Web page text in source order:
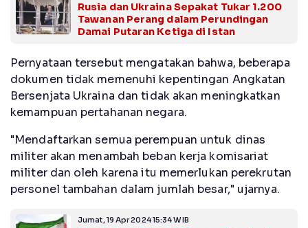
Rusia dan Ukraina Sepakat Tukar 1.200
Tawanan Perang dalam Perundingan
Damai Putaran Ketiga di Istan
Pernyataan tersebut mengatakan bahwa, beberapa
dokumen tidak memenuhi kepentingan Angkatan
Bersenjata Ukraina dan tidak akan meningkatkan
kemampuan pertahanan negara.
"Mendaftarkan semua perempuan untuk dinas
militer akan menambah beban kerja komisariat
militer dan oleh karena itu memerlukan perekrutan
personel tambahan dalam jumlah besar," ujarnya.
Jumat, 19 Apr 2024 15:34 WIB